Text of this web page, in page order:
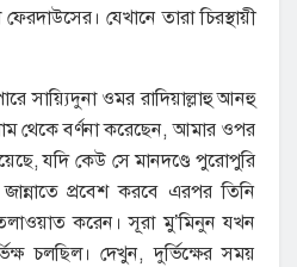
ফেরদাউসের। যেখানে তারা চিরস্থায়ী
সায়্যিদুনা ওমর রাদিয়াল্লাহু আনহু
থেকে বর্ণনা করেছেন, আমার ওপর
যদি কেউ সে মানদণ্ডে পুরোপুরি
প্রবেশ করবে এরপর তিনি
করেন। সূরা মু’মিনুন যখন
চলছিল। দেখুন, দুর্ভিক্ষের সময়